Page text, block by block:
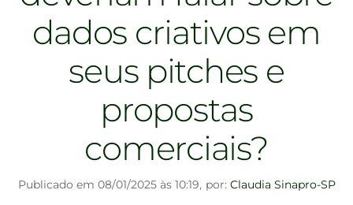
dados criativos em
seus pitches e
propostas
comerciais?
Publicado em 08/01/2025 às 10:19, por: Claudia Sinapro-SP